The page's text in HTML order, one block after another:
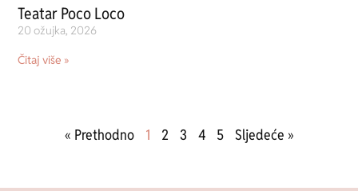
Teatar Poco Loco
20 ožujka, 2026
Čitaj više »
« Prethodno 1 2 3 4 5 Sljedeće »